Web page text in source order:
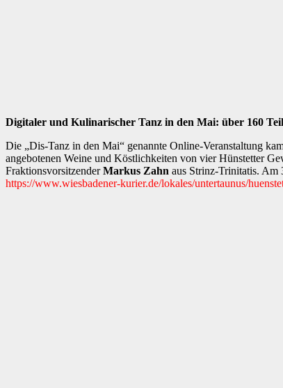
Digitaler und Kulinarischer Tanz in den Mai: über 160
Die „Dis-Tanz in den Mai“ genannte Online-Veranstaltung
angebotenen Weine und Köstlichkeiten von vier Hünstetter
FraktionsvorsitzenderMarkus Zahn aus Strinz-Trinitatis. Am
https://www.wiesbadener-kurier.de/lokales/untertaunus/